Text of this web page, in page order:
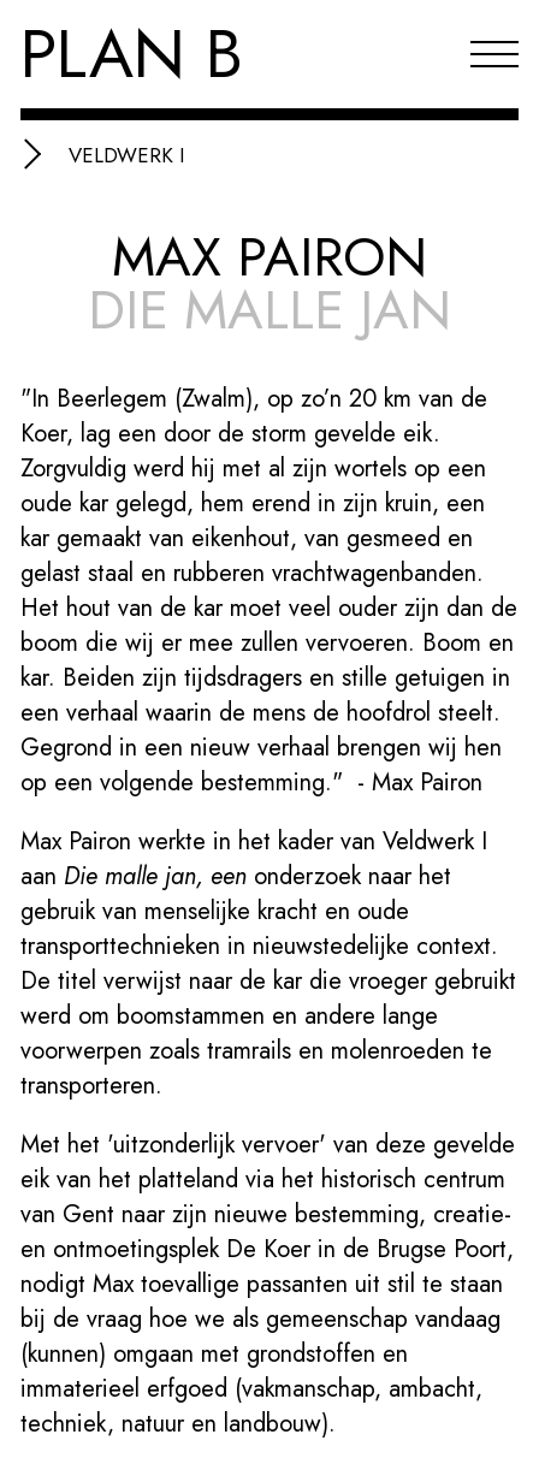
PLAN B
Agenda
Reflecties & publicaties
Index
EN
VELDWERK I
MAX PAIRON
DIE MALLE JAN
"In Beerlegem (Zwalm), op zo’n 20 km van de
Koer, lag een door de storm gevelde eik.
Zorgvuldig werd hij met al zijn wortels op een
oude kar gelegd, hem erend in zijn kruin, een
kar gemaakt van eikenhout, van gesmeed en
gelast staal en rubberen vrachtwagenbanden.
Het hout van de kar moet veel ouder zijn dan de
boom die wij er mee zullen vervoeren. Boom en
kar. Beiden zijn tijdsdragers en stille getuigen in
een verhaal waarin de mens de hoofdrol steelt.
Gegrond in een nieuw verhaal brengen wij hen
op een volgende bestemming." - Max Pairon
Max Pairon werkte in het kader van Veldwerk I
aan Die malle jan, een onderzoek naar het
gebruik van menselijke kracht en oude
transporttechnieken in nieuwstedelijke context.
De titel verwijst naar de kar die vroeger gebruikt
werd om boomstammen en andere lange
voorwerpen zoals tramrails en molenroeden te
transporteren.
Met het 'uitzonderlijk vervoer' van deze gevelde
eik van het platteland via het historisch centrum
van Gent naar zijn nieuwe bestemming, creatie-
en ontmoetingsplek De Koer in de Brugse Poort,
nodigt Max toevallige passanten uit stil te staan
bij de vraag hoe we als gemeenschap vandaag
(kunnen) omgaan met grondstoffen en
immaterieel erfgoed (vakmanschap, ambacht,
techniek, natuur en landbouw).